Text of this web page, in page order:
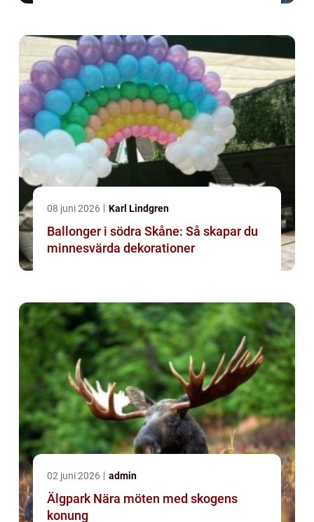
08 juni 2026 Karl Lindgren
Ballonger i södra Skåne: Så skapar du
minnesvärda dekorationer
02 juni 2026 admin
Älgpark Nära möten med skogens
konung